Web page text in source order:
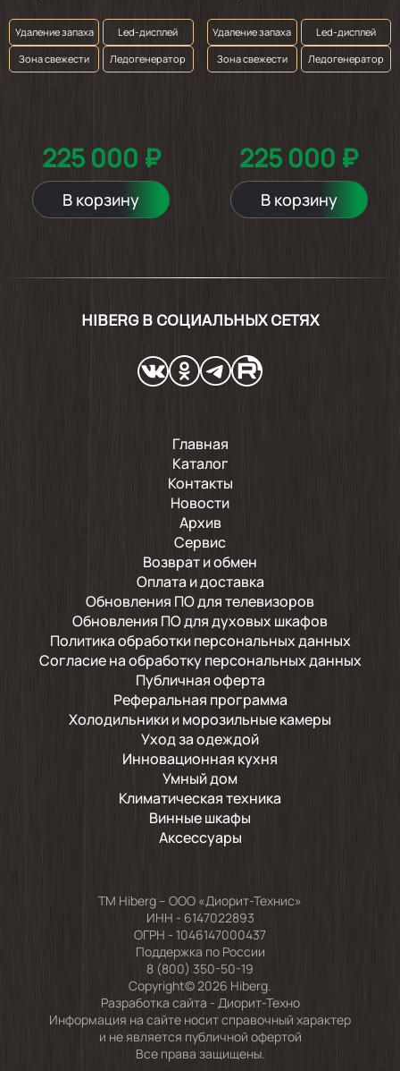
Удаление запаха
Led-дисплей
Зона свежести
Ледогенератор
225 000 ₽
В корзину
Удаление запаха
Led-дисплей
Зона свежести
Ледогенератор
225 000 ₽
В корзину
HIBERG В СОЦИАЛЬНЫХ СЕТЯХ
Главная
Каталог
Контакты
Новости
Архив
Сервис
Возврат и обмен
Оплата и доставка
Обновления ПО для телевизоров
Обновления ПО для духовых шкафов
Политика обработки персональных данных
Согласие на обработку персональных данных
Публичная оферта
Реферальная программа
Холодильники и морозильные камеры
Уход за одеждой
Инновационная кухня
Умный дом
Климатическая техника
Винные шкафы
Аксессуары
TM Hiberg – ООО «Диорит-Технис»
ИНН - 6147022893
ОГРН - 1046147000437
Поддержка по России
8 (800) 350-50-19
Copyright© 2026 Hiberg.
Разработка сайта - Диорит-Техно
Информация на сайте носит справочный характер
и не является публичной офертой
Все права защищены.